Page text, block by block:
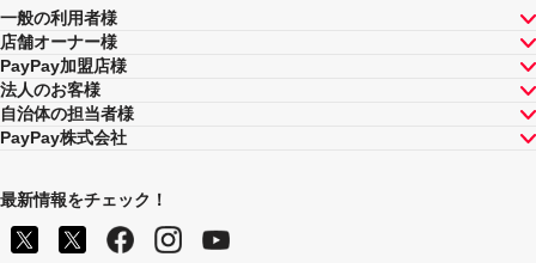
一般の利用者様
店舗オーナー様
PayPay加盟店様
法人のお客様
自治体の担当者様
PayPay株式会社
最新情報をチェック！